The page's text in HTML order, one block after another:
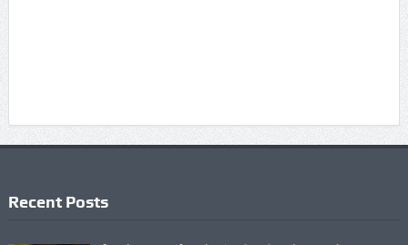
Recent Posts